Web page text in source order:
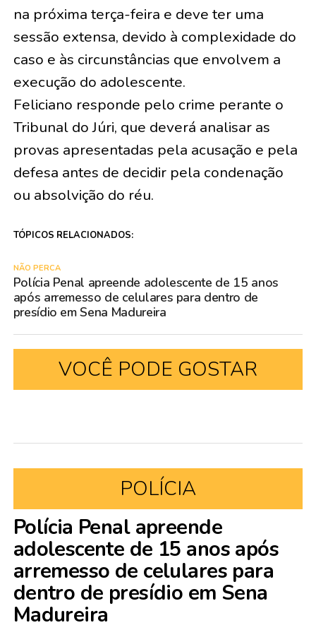
na próxima terça-feira e deve ter uma
sessão extensa, devido à complexidade do
caso e às circunstâncias que envolvem a
execução do adolescente.
Feliciano responde pelo crime perante o
Tribunal do Júri, que deverá analisar as
provas apresentadas pela acusação e pela
defesa antes de decidir pela condenação
ou absolvição do réu.
TÓPICOS RELACIONADOS:
NÃO PERCA
Polícia Penal apreende adolescente de 15 anos
após arremesso de celulares para dentro de
presídio em Sena Madureira
VOCÊ PODE GOSTAR
POLÍCIA
Polícia Penal apreende
adolescente de 15 anos após
arremesso de celulares para
dentro de presídio em Sena
Madureira